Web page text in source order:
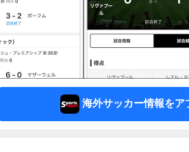
海外サッカー情報をア